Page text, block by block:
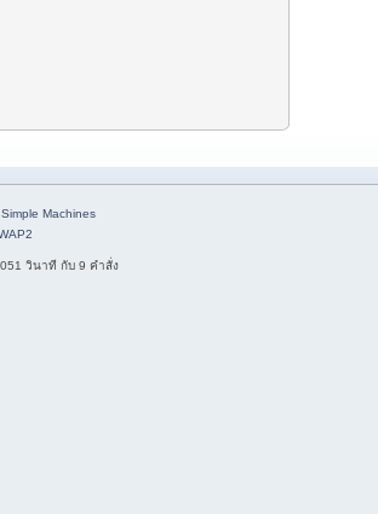
Simple Machines
วินาที กับ 9 คำสั่ง